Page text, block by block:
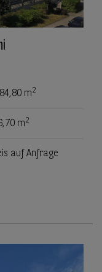
m2
m2
auf Anfrage